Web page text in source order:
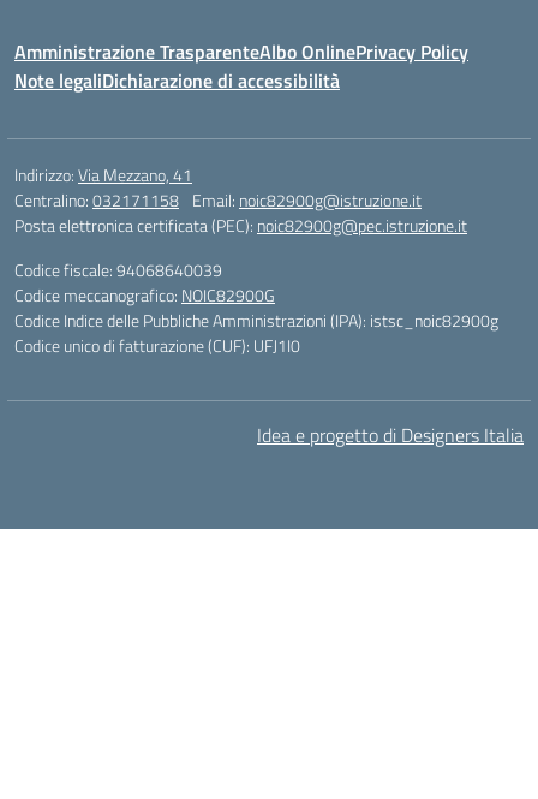
Amministrazione TrasparenteAlbo OnlinePrivacy Policy
Note legaliDichiarazione di accessibilità
Indirizzo:Via Mezzano, 41
Centralino:032171158 Email: noic82900g@istruzione.it
Posta elettronica certificata (PEC): noic82900g@pec.istruzione.it
Codice fiscale: 94068640039
Codice meccanografico: NOIC82900G
Codice Indice delle Pubbliche Amministrazioni (IPA): istsc_noic82900g
Codice unico di fatturazione (CUF): UFJ1I0
Idea e progetto di Designers Italia